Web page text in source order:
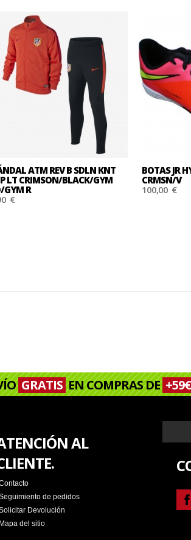
ATM REV B SDLN KNT
LT CRIMSON/BLACK/GYM
GYM R
€
BOTAS JR
CRMSN/V
100,00 €
GRATISEN COMPRAS DE +59€
AL
de pedidos
Devolución
Mapa del sitio